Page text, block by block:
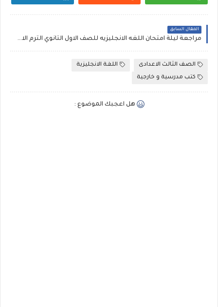
المقال السابق
مراجعة ليلة امتحان اللغه الانجليزيه للصف الاول الثانوي الترم الاول 2021، توقعات العمالقة لامتحان نصف العام أولى ثانوي pdf
الصف الثالث الاعدادى
اللغة الانجليزية
كتب مدرسية و خارجية
هل اعجبك الموضوع :